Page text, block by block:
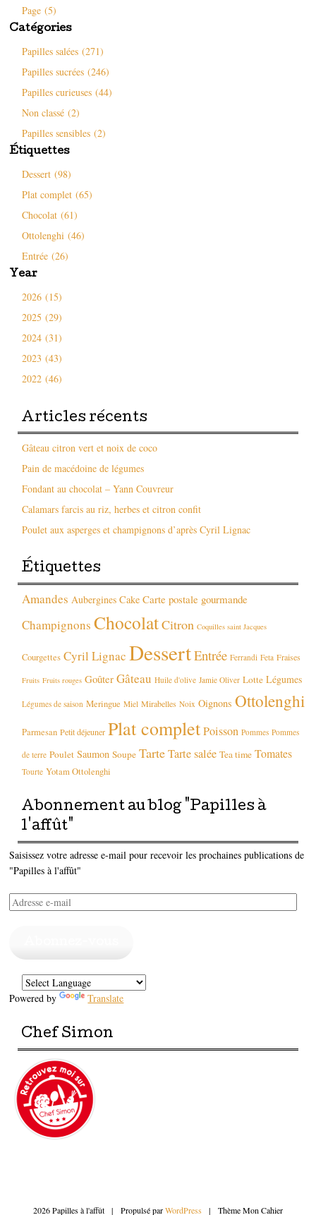
Page (5)
Catégories
Papilles salées (271)
Papilles sucrées (246)
Papilles curieuses (44)
Non classé (2)
Papilles sensibles (2)
Étiquettes
Dessert (98)
Plat complet (65)
Chocolat (61)
Ottolenghi (46)
Entrée (26)
Year
2026 (15)
2025 (29)
2024 (31)
2023 (43)
2022 (46)
Articles récents
Gâteau citron vert et noix de coco
Pain de macédoine de légumes
Fondant au chocolat – Yann Couvreur
Calamars farcis au riz, herbes et citron confit
Poulet aux asperges et champignons d’après Cyril Lignac
Étiquettes
Amandes Aubergines Cake Carte postale gourmande
Champignons ChocolatCitron Coquilles saint Jacques
Courgettes Cyril Lignac DessertEntrée Ferrandi Feta Fraises
Fruits Fruits rouges Goûter Gâteau Huile d'olive Jamie Oliver Lotte Légumes
Légumes de saison Meringue Miel Mirabelles Noix Oignons Ottolenghi
Parmesan Petit déjeuner Plat completPoisson Pommes Pommes
de terre Poulet Saumon Soupe TarteTarte salée Tea time Tomates
Tourte Yotam Ottolenghi
Abonnement au blog "Papilles à
l'affût"
Saisissez votre adresse e-mail pour recevoir les prochaines publications de
"Papilles à l'affût"
Adresse
e-
Powered by Translate
Chef Simon
2026 Papilles à l'affût | Propulsé parWordPress | Thème Mon Cahier